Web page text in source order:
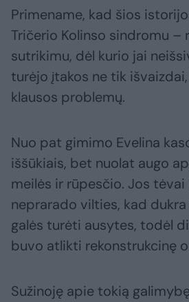
Primename, kad šios
Tričerio Kolinso sindromu –
sutrikimu, dėl kurio jai
turėjo įtakos ne tik
klausos problemų.
Nuo pat gimimo Evelina
iššūkiais, bet nuolat augo
meilės ir rūpesčio. Jos tėvai
neprarado vilties, kad
galės turėti ausytes, todėl
buvo atlikti rekonstrukcinę
Sužinoję apie tokią